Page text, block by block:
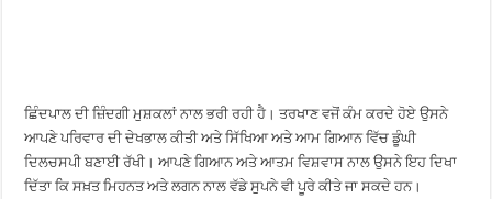
ਛਿੰਦਪਾਲ ਦੀ ਜ਼ਿੰਦਗੀ ਮੁਸ਼ਕਲਾਂ ਨਾਲ ਭਰੀ ਰਹੀ ਹੈ। ਤਰਖਾਣ ਵਜੋਂ ਕੰਮ ਕਰਦੇ ਹੋਏ ਉਸਨੇ
ਆਪਣੇ ਪਰਿਵਾਰ ਦੀ ਦੇਖਭਾਲ ਕੀਤੀ ਅਤੇ ਸਿੱਖਿਆ ਅਤੇ ਆਮ ਗਿਆਨ ਵਿੱਚ ਡੂੰਘੀ
ਦਿਲਚਸਪੀ ਬਣਾਈ ਰੱਖੀ। ਆਪਣੇ ਗਿਆਨ ਅਤੇ ਆਤਮ ਵਿਸ਼ਵਾਸ ਨਾਲ ਉਸਨੇ ਇਹ ਦਿਖਾ
ਦਿੱਤਾ ਕਿ ਸਖ਼ਤ ਮਿਹਨਤ ਅਤੇ ਲਗਨ ਨਾਲ ਵੱਡੇ ਸੁਪਨੇ ਵੀ ਪੂਰੇ ਕੀਤੇ ਜਾ ਸਕਦੇ ਹਨ।